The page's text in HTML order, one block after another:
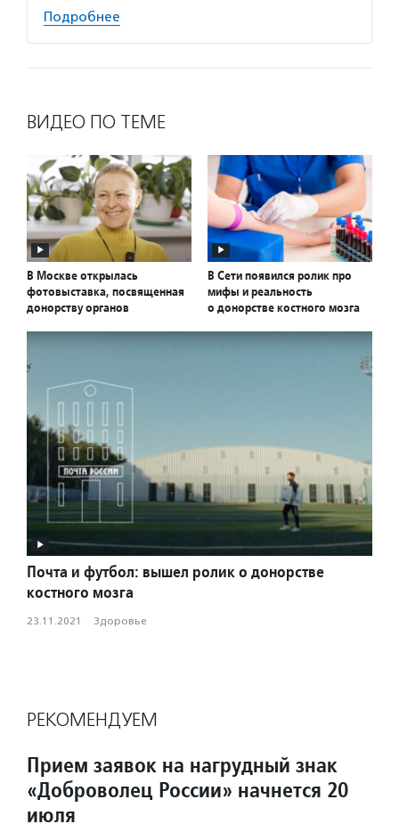
Подробнее
ВИДЕО ПО ТЕМЕ
В Москве открылась
фотовыставка, посвященная
донорству органов
В Сети появился ролик про
мифы и реальность
о донорстве костного мозга
Почта и футбол: вышел ролик о донорстве
костного мозга
23.11.2021 · Здоровье
РЕКОМЕНДУЕМ
Прием заявок на нагрудный знак
«Доброволец России» начнется 20
июля